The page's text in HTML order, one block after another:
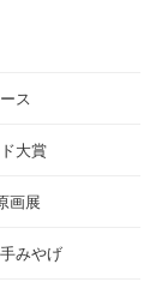
ス
大賞
画展
みやげ